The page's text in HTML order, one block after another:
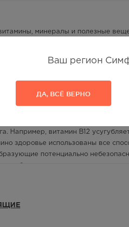
Ваш регион
ДА, ВСЁ ВЕРНО
минералы и полезные
важные вещества включены в
нормальное развитие плода,
для образования не только
способствует
мам особое внимание
безвредны. Редкие
либо из компонентов препарата.
непереносимости
Например, витамин В12
здоровье использованы все
потенциально
дня, - это разносторонняя и